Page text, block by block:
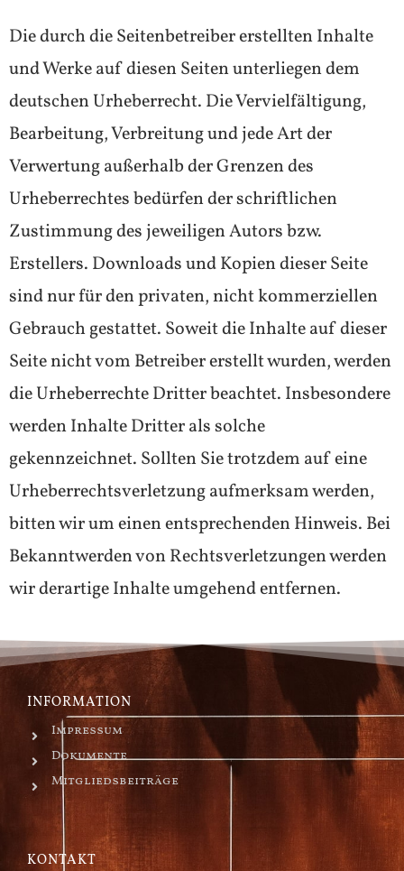
Die durch die Seitenbetreiber erstellten Inhalte
und Werke auf diesen Seiten unterliegen dem
deutschen Urheberrecht. Die Vervielfältigung,
Bearbeitung, Verbreitung und jede Art der
Verwertung außerhalb der Grenzen des
Urheberrechtes bedürfen der schriftlichen
Zustimmung des jeweiligen Autors bzw.
Erstellers. Downloads und Kopien dieser Seite
sind nur für den privaten, nicht kommerziellen
Gebrauch gestattet. Soweit die Inhalte auf dieser
Seite nicht vom Betreiber erstellt wurden, werden
die Urheberrechte Dritter beachtet. Insbesondere
werden Inhalte Dritter als solche
gekennzeichnet. Sollten Sie trotzdem auf eine
Urheberrechtsverletzung aufmerksam werden,
bitten wir um einen entsprechenden Hinweis. Bei
Bekanntwerden von Rechtsverletzungen werden
wir derartige Inhalte umgehend entfernen.
KONTAKT
INFORMATION
Impressum
Dokumente
Mitgliedsbeiträge